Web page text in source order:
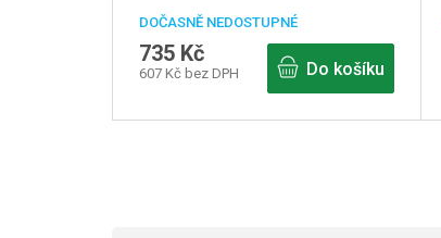
proti krádeži
DOČASNĚ NEDOSTUPNÉ
607 Kč bez DPH
735 Kč
Do košíku